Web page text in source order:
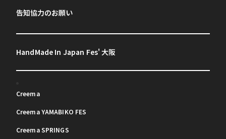
告知協力のお願い
HandMade In Japan Fes' 大阪
Creema
Creema YAMABIKO FES
Creema SPRINGS